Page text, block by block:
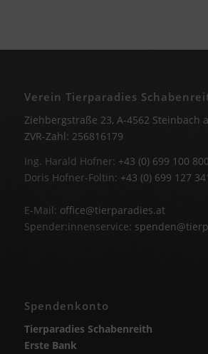
Verein Tierparadies
Ziehbergstraße 23, A-4562 Steinbach
ZVR-Zahl: 256816179
Ing. Harald Hofner: +43 (0) 699 100
Doris Hofner-Foltin: +43 (0) 699 127
E-Mail: office@tierparadies.at
Spender:innenservice:
Spendenkonto
Tierparadies Schabenreith
Erste Bank